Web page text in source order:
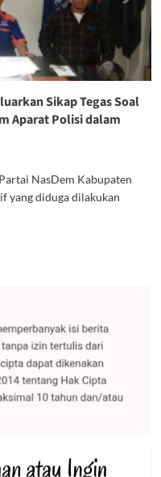
Sikap Tegas Soal
Aparat Polisi dalam
NasDem Kabupaten
yang diduga dilakukan